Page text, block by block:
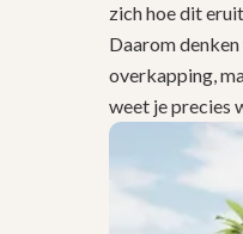
zich hoe dit
Daarom
overkapping,
weet je precies